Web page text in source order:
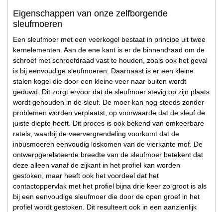
Eigenschappen van onze zelfborgende
sleufmoeren
Een sleufmoer met een veerkogel bestaat in principe uit twee
kernelementen. Aan de ene kant is er de binnendraad om de
schroef met schroefdraad vast te houden, zoals ook het geval
is bij eenvoudige sleufmoeren. Daarnaast is er een kleine
stalen kogel die door een kleine veer naar buiten wordt
geduwd. Dit zorgt ervoor dat de sleufmoer stevig op zijn plaats
wordt gehouden in de sleuf. De moer kan nog steeds zonder
problemen worden verplaatst, op voorwaarde dat de sleuf de
juiste diepte heeft. Dit proces is ook bekend van omkeerbare
ratels, waarbij de veervergrendeling voorkomt dat de
inbusmoeren eenvoudig loskomen van de vierkante mof. De
ontwerpgerelateerde breedte van de sleufmoer betekent dat
deze alleen vanaf de zijkant in het profiel kan worden
gestoken, maar heeft ook het voordeel dat het
contactoppervlak met het profiel bijna drie keer zo groot is als
bij een eenvoudige sleufmoer die door de open groef in het
profiel wordt gestoken. Dit resulteert ook in een aanzienlijk